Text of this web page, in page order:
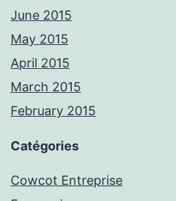
June 2015
May 2015
April 2015
March 2015
February 2015
Catégories
Cowcot Entreprise